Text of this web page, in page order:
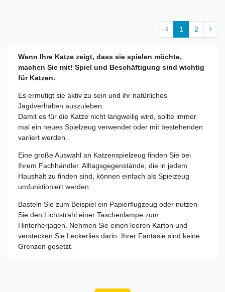
1 2
Wenn Ihre Katze zeigt, dass sie spielen möchte,
machen Sie mit! Spiel und Beschäftigung sind wichtig
für Katzen.
Es ermutigt sie aktiv zu sein und ihr natürliches
Jagdverhalten auszuleben.
Damit es für die Katze nicht langweilig wird, sollte immer
mal ein neues Spielzeug verwendet oder mit bestehenden
variiert werden.
Eine große Auswahl an Katzenspielzeug finden Sie bei
Ihrem Fachhändler. Alltagsgegenstände, die in jedem
Haushalt zu finden sind, können einfach als Spielzeug
umfunktioniert werden.
Basteln Sie zum Beispiel ein Papierflugzeug oder nutzen
Sie den Lichtstrahl einer Taschenlampe zum
Hinterherjagen. Nehmen Sie einen leeren Karton und
verstecken Sie Leckerlies darin. Ihrer Fantasie sind keine
Grenzen gesetzt.